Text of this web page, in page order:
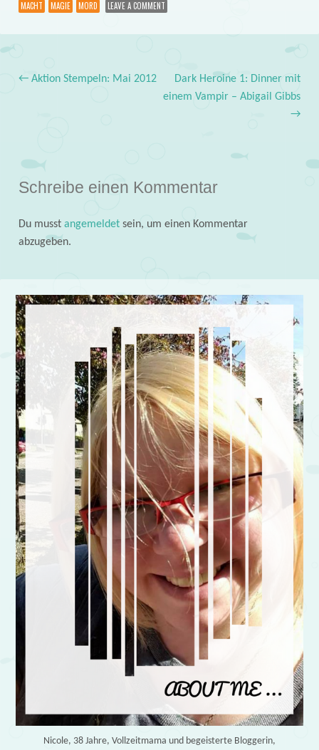
MACHT
MAGIE MORD LEAVE A COMMENT
Post navigation
←Aktion Stempeln: Mai 2012
Dark Heroine 1: Dinner mit
einem Vampir – Abigail Gibbs
→
Schreibe einen Kommentar
Du musst angemeldetsein, um einen Kommentar
abzugeben.
Nicole, 38 Jahre, Vollzeitmama und begeisterte Bloggerin,